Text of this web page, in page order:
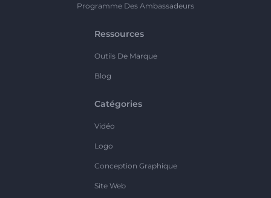
Programme Des Ambassadeurs
Ressources
Outils De Marque
Blog
Catégories
Vidéo
Logo
Conception Graphique
Site Web